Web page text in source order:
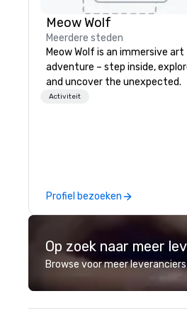
Meow Wolf
Meerdere steden
Meow Wolf is an immersive art
adventure – step inside,
and uncover the unexpected.
Activiteit
Profiel bezoeken
Op zoek naar meer
Browse voor meer